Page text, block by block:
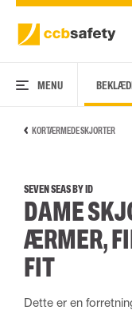
MENU
KORTÆRMEDE SKJORTER
SEVEN SEAS BY ID
DAME
ÆRMER,
FIT
Dette er en